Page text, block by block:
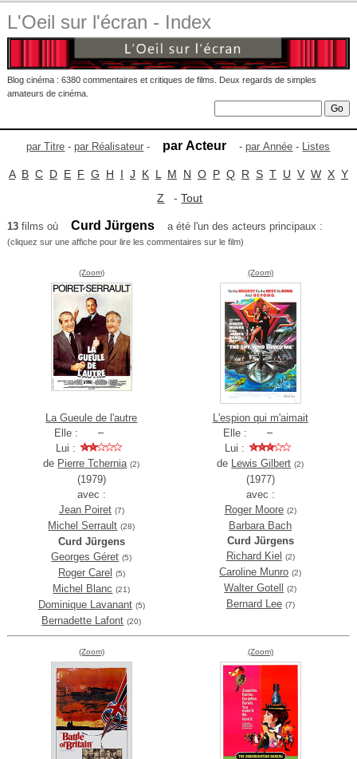
L'Oeil sur l'écran - Index
Blog cinéma : 6380 commentaires et critiques de films. Deux regards de simples
amateurs de cinéma.
par Titre -par Réalisateur - par Acteur -par Année - Listes
A B C D E F G H I J K L M N O P Q R S T U V W X Y
Z -Tout
13films où Curd Jürgens a été l'un des acteurs principaux :
(cliquez sur une affiche pour lire les commentaires sur le film)
(Zoom)
La Gueule de l'autre
Elle :
Lui :
de Pierre Tchernia (2)
(1979)
avec :
Jean Poiret (7)
Michel Serrault (28)
Curd Jürgens
Georges Géret (5)
Roger Carel (5)
Michel Blanc (21)
Dominique Lavanant (5)
Bernadette Lafont (20)
(Zoom)
L'espion qui m'aimait
Elle :
Lui :
de Lewis Gilbert (2)
(1977)
avec :
Roger Moore (2)
Barbara Bach
Curd Jürgens
Richard Kiel
(2)
Caroline Munro (2)
Walter Gotell (2)
Bernard Lee (7)
(Zoom) (Zoom)